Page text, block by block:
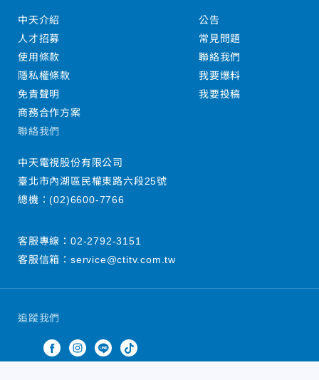
追蹤我們
中天介紹
人才招募
使用條款
隱私權條款
免責聲明
商務合作方案
公告
常見問題
聯絡我們
我要爆料
我要投稿
聯絡我們
中天電視股份有限公司
臺北市內湖區民權東路六段25號
總機：(02)6600-7766
客服專線： 02-2792-3151
客服信箱： service@ctitv.com.tw